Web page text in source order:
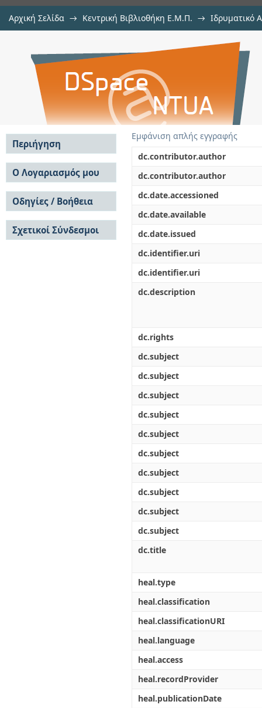
Αρχική Σελίδα → Κεντρική Βιβλιοθήκη Ε.Μ.Π. → Ιδρυματικό
Εκτίμηση σεισμικής
με ασύμμετρη κάτοψη
Εμφάνιση απλής εγγραφής
dc.contributor.author
dc.contributor.author
dc.date.accessioned
dc.date.available
dc.date.issued
dc.identifier.uri
dc.identifier.uri
dc.description
dc.rights
dc.subject
dc.subject
dc.subject
dc.subject
dc.subject
dc.subject
dc.subject
dc.subject
dc.subject
dc.subject
dc.title
heal.type
heal.classification
heal.classificationURI
heal.language
heal.access
heal.recordProvider
heal.publicationDate
Περιήγηση
Σε όλο το DSpace
Κοινότητες & Συλλογές
Ανά Ημερομηνία
Έκδοσης
Συγγραφείς
Τίτλοι
Θέματα
Ο Λογαριασμός μου
Σύνδεση
Εγγραφή
Οδηγίες / Βοήθεια
Οδηγίες Υποβολής
Οδηγίες Χρήσης ΙΑ
Συχνές Ερωτήσεις
Σχετικοί Σύνδεσμοι